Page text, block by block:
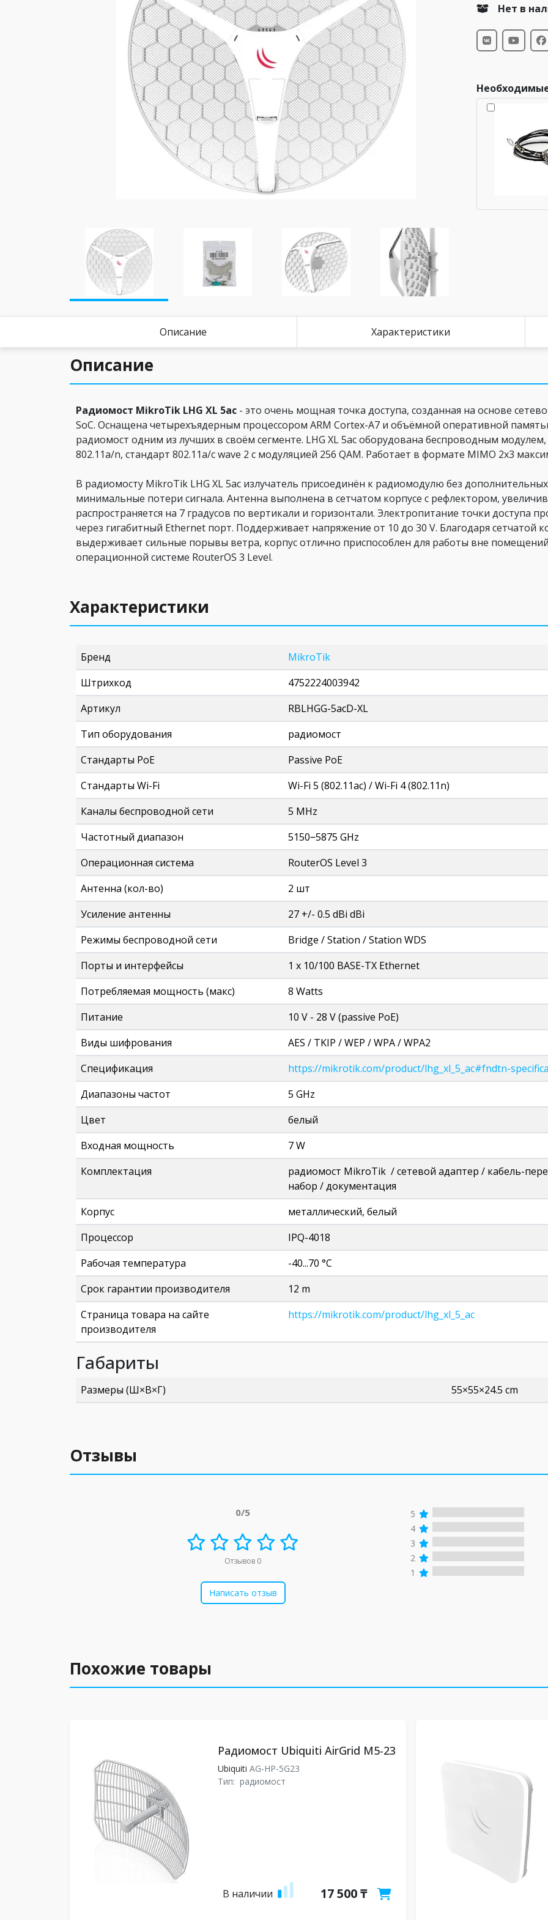
Нет в
Описание Характеристики
Описание
Радиомост MikroTik LHG XL 5ac - это очень мощная точка доступа, созданная на основе
SoC. Оснащена четырехъядерным процессором ARM Cortex-A7 и объёмной оперативной
радиомост одним из лучших в своём сегменте. LHG XL 5ac оборудована беспроводным
802.11a/n, стандарт 802.11a/c wave 2 с модуляцией 256 QAM. Работает в формате MIMO 2x3
В радиомосту MikroTik LHG XL 5ac излучатель присоединён к радиомодулю без
минимальные потери сигнала. Антенна выполнена в сетчатом корпусе с рефлектором,
распространяется на 7 градусов по вертикали и горизонтали. Электропитание точки доступа
через гигабитный Ethernet порт. Поддерживает напряжение от 10 до 30 V. Благодаря сетчатой
выдерживает сильные порывы ветра, корпус отлично приспособлен для работы вне
операционной системе RouterOS 3 Level.
Характеристики
Бренд
MikroTik
Штрихкод
4752224003942
Артикул
RBLHGG-5acD-XL
Тип оборудования
радиомост
Стандарты PoE
Passive PoE
Стандарты Wi-Fi
Wi-Fi 5 (802.11ac) / Wi-Fi 4 (802.11n)
Каналы беспроводной сети
5 MHz
Частотный диапазон
5150‒5875 GHz
Операционная система
RouterOS Level 3
Антенна (кол-во)
2 шт
Усиление антенны
27 +/- 0.5 dBi dBi
Режимы беспроводной сети
Bridge / Station / Station WDS
Порты и интерфейсы
1 х 10/100 BASE-TX Ethernet
Потребляемая мощность (макс)
8 Watts
Питание
10 V - 28 V (passive PoE)
Виды шифрования
AES / TKIP / WEP / WPA / WPA2
Спецификация
https://mikrotik.com/product/lhg_xl_5_ac#fndtn-
Диапазоны частот
5 GHz
Цвет
белый
Входная мощность
7 W
Комплектация
радиомост MikroTik / сетевой адаптер / кабель-
набор / документация
Корпус
металлический, белый
Процессор
IPQ-4018
Рабочая температура
-40...70 °C
Срок гарантии производителя
12 m
Страница товара на сайте
производителя
https://mikrotik.com/product/lhg_xl_5_ac
Габариты
Размеры (Ш×В×Г) 55×55×24.5 cm
Отзывы
0/5
Отзывов 0
Написать отзыв
5
4
3
2
1
Похожие товары
Радиомост Ubiquiti AirGrid M5-23
Ubiquiti AG-HP-5G23
Тип: радиомост
В наличии 17 500 ₸